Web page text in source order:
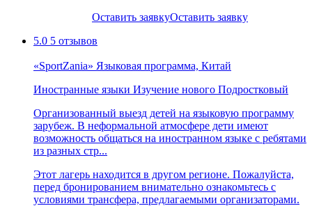
Оставить заявкуОставить заявку
5.0 5 отзывов
«SportZania» Языковая программа, Китай
Иностранные языки Изучение нового Подростковый
Организованный выезд детей на языковую программу
зарубеж. В неформальной атмосфере дети имеют
возможность общаться на иностранном языке с ребятами
из разных стр...
Этот лагерь находится в другом регионе. Пожалуйста,
перед бронированием внимательно ознакомьтесь с
условиями трансфера, предлагаемыми организаторами.